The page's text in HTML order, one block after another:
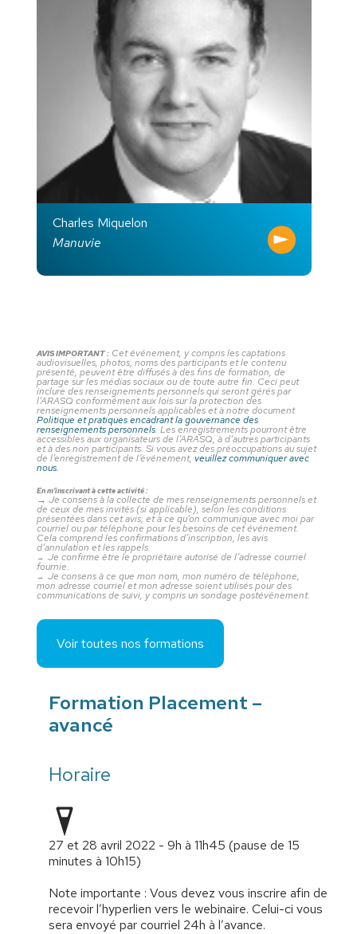
Charles Miquelon
Manuvie
AVIS IMPORTANT : Cet événement, y compris les captations
audiovisuelles, photos, noms des participants et le contenu
présenté, peuvent être diffusés à des fins de formation, de
partage sur les médias sociaux ou de toute autre fin. Ceci peut
inclure des renseignements personnels qui seront gérés par
l’ARASQ conformément aux lois sur la protection des
renseignements personnels applicables et à notre document
Politique et pratiques encadrant la gouvernance des
renseignements personnels. Les enregistrements pourront être
accessibles aux organisateurs de l’ARASQ, à d’autres participants
et à des non participants. Si vous avez des préoccupations au sujet
de l’enregistrement de l’événement,veuillez communiquer avec
nous.
En m’inscrivant à cette activité :
→Je consens à la collecte de mes renseignements personnels et
de ceux de mes invités (si applicable), selon les conditions
présentées dans cet avis, et à ce qu’on communique avec moi par
courriel ou par téléphone pour les besoins de cet événement.
Cela comprend les confirmations d’inscription, les avis
d’annulation et les rappels.
→ Je confirme être le propriétaire autorisé de l’adresse courriel
fournie.
→ Je consens à ce que mon nom, mon numéro de téléphone,
mon adresse courriel et mon adresse soient utilisés pour des
communications de suivi, y compris un sondage postévénement.
Voir toutes nos formations
Formation Placement –
avancé
Horaire
27 et 28 avril 2022 - 9h à 11h45 (pause de 15
minutes à 10h15)
Note importante : Vous devez vous inscrire afin de
recevoir l’hyperlien vers le webinaire. Celui-ci vous
sera envoyé par courriel 24h à l’avance.